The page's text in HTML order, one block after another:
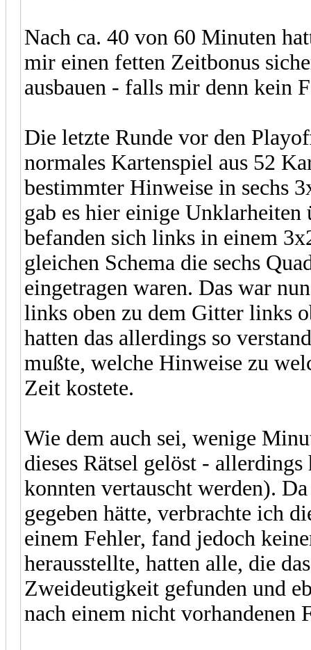
Nach ca. 40 von 60 Minuten
mir einen fetten Zeitbonus
ausbauen - falls mir denn kein
Die letzte Runde vor den
normales Kartenspiel aus 52
bestimmter Hinweise in sechs
gab es hier einige
befanden sich links in einem
gleichen Schema die sechs
eingetragen waren. Das war
links oben zu dem Gitter links
hatten das allerdings so
mußte, welche Hinweise zu
Zeit kostete.
Wie dem auch sei, wenige
dieses Rätsel gelöst -
konnten vertauscht werden).
gegeben hätte, verbrachte ich
einem Fehler, fand jedoch
herausstellte, hatten alle, die
Zweideutigkeit gefunden und
nach einem nicht vorhandenen